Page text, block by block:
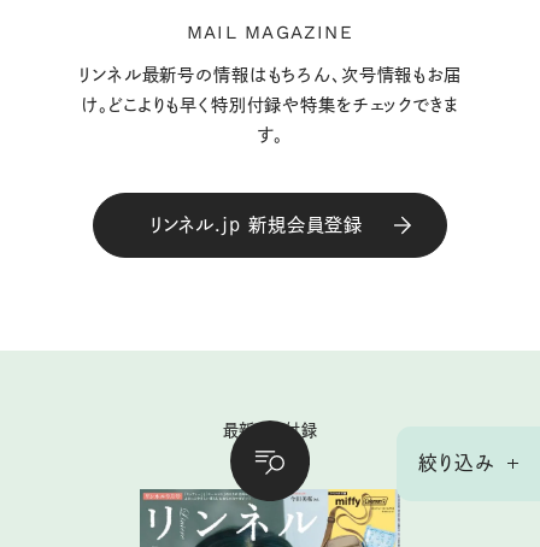
MAIL MAGAZINE
リンネル最新号の情報はもちろん、次号情報もお届
け。どこよりも早く特別付録や特集をチェックできま
す。
リンネル.jp 新規会員登録
最新号＆付録
絞り込み